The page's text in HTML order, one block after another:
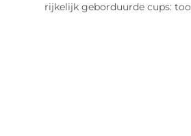
rijkelijk geborduurde cups: